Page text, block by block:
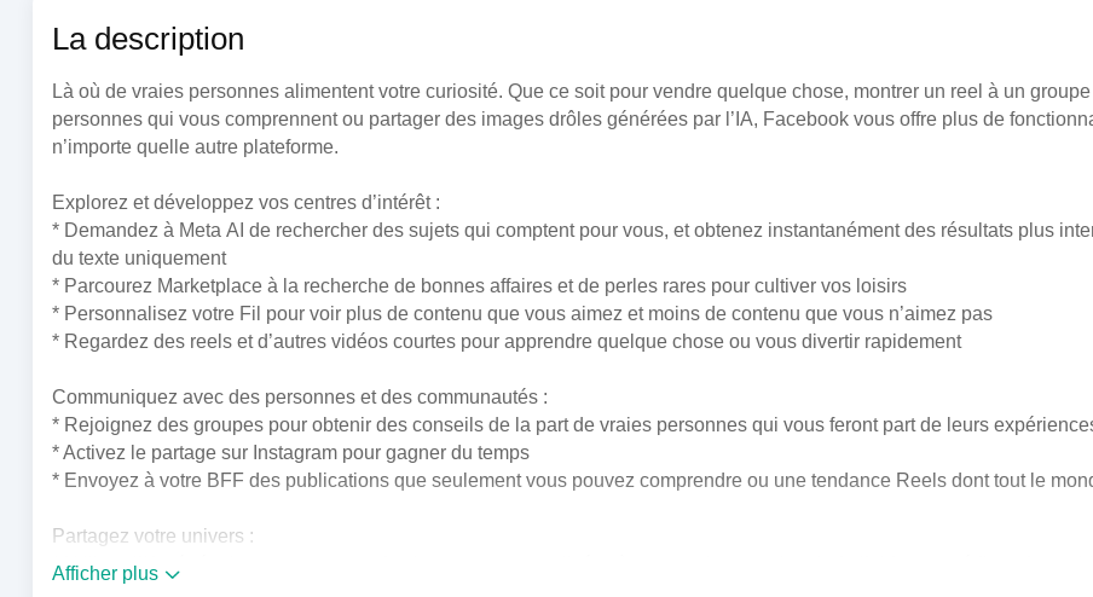
La description
Là où de vraies personnes alimentent votre curiosité. Que ce soit pour vendre quelque chose, montrer un reel à un
personnes qui vous comprennent ou partager des images drôles générées par l’IA, Facebook vous offre plus de
n’importe quelle autre plateforme.
Explorez et développez vos centres d’intérêt :
* Demandez à Meta AI de rechercher des sujets qui comptent pour vous, et obtenez instantanément des résultats plus
du texte uniquement
* Parcourez Marketplace à la recherche de bonnes affaires et de perles rares pour cultiver vos loisirs
* Personnalisez votre Fil pour voir plus de contenu que vous aimez et moins de contenu que vous n’aimez pas
* Regardez des reels et d’autres vidéos courtes pour apprendre quelque chose ou vous divertir rapidement
Communiquez avec des personnes et des communautés :
* Rejoignez des groupes pour obtenir des conseils de la part de vraies personnes qui vous feront part de leurs
* Activez le partage sur Instagram pour gagner du temps
* Envoyez à votre BFF des publications que seulement vous pouvez comprendre ou une tendance Reels dont tout le
Partagez votre univers :
* Utilisez l’IA générative pour envoyer des images personnalisées à vos proches ou obtenir de l’aide pour rédiger des
Afficher plus